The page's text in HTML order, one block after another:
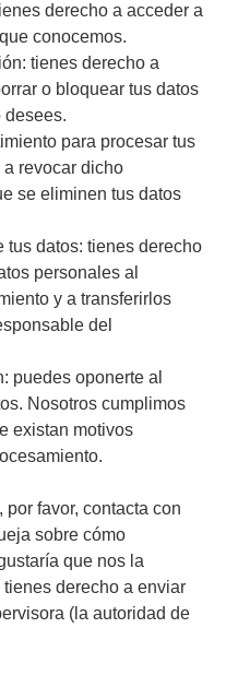
derecho a acceder a
conocemos.
tienes derecho a
o bloquear tus datos
desees.
para procesar tus
revocar dicho
se eliminen tus datos
tus datos: tienes derecho
personales al
y a transferirlos
del
puedes oponerte al
Nosotros cumplimos
existan motivos
favor, contacta con
sobre cómo
que nos la
derecho a enviar
(la autoridad de